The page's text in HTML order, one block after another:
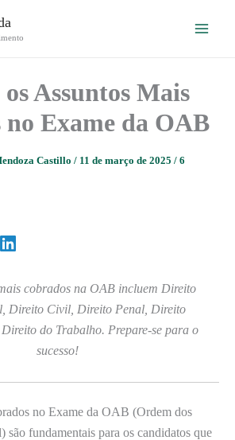
Assuntos Mais
no Exame da OAB
Castillo / 11 de março de 2025 / 6
cobrados na OAB incluem Direito
Direito Civil, Direito Penal, Direito
do Trabalho. Prepare-se para o
sucesso!
no Exame da OAB (Ordem dos
são fundamentais para os candidatos que